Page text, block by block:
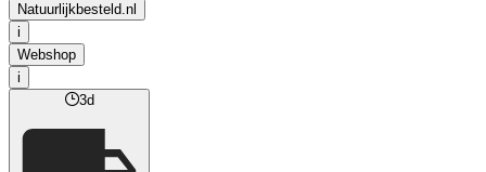
Natuurlijkbesteld.nl
i
Webshop
i
3d